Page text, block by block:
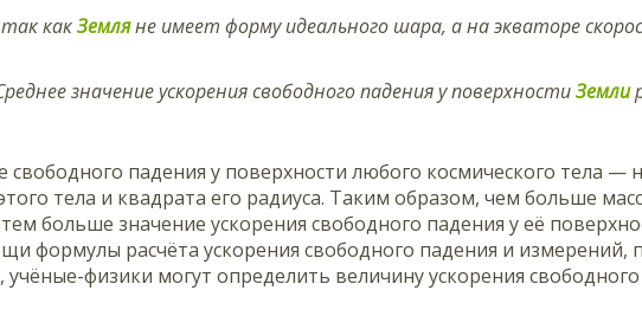
какЗемляне имеет форму идеального шара, а на экваторе
значение ускорения свободного падения у поверхностиЗемли
свободного падения у поверхности любого космического тела —
тела и квадрата его радиуса. Таким образом, чем больше
больше значение ускорения свободного падения у её
формулы расчёта ускорения свободного падения и измерений,
учёные-физики могут определить величину ускорения